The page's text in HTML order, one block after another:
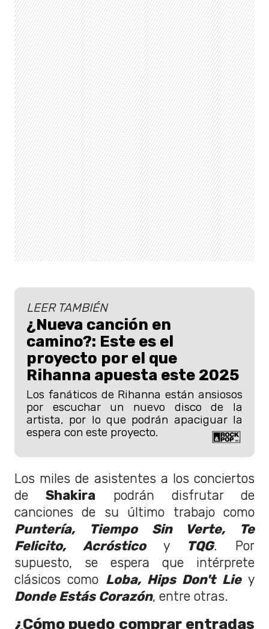
LEER TAMBIÉN
¿Nueva canción en
camino?: Este es el
proyecto por el que
Rihanna apuesta este 2025
Los fanáticos de Rihanna están ansiosos
por escuchar un nuevo disco de la
artista, por lo que podrán apaciguar la
espera con este proyecto.
Los miles de asistentes a los conciertos
deShakira podrán disfrutar de
canciones de su último trabajo como
Puntería, Tiempo Sin Verte, Te
Felicito, Acrósticoy TQG. Por
supuesto, se espera que intérprete
clásicos como Loba, Hips Don't Lie y
Donde Estás Corazón, entre otras.
¿Cómo puedo comprar entradas